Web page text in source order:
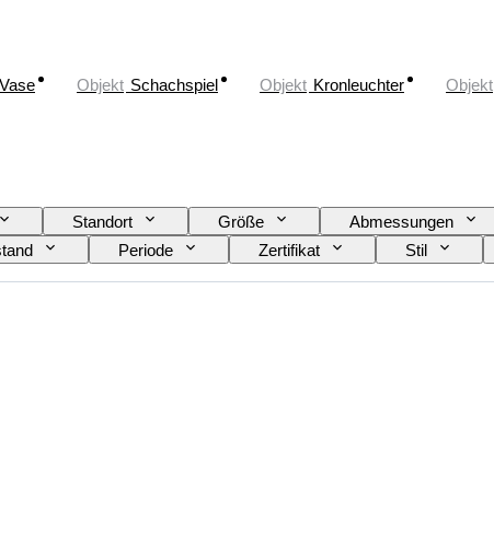
Vase Objekt Schachspiel Objekt Kronleuchter Objekt
Standort Größe Abmessungen
Periode Zertifikat Stil
Wachstumsform Energiereserve